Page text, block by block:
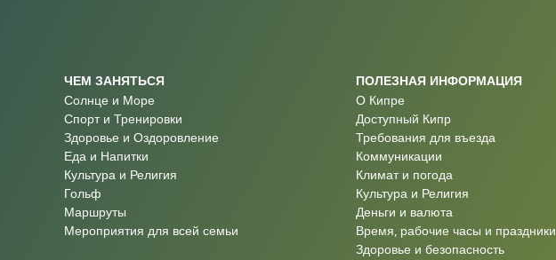
ЧЕМ ЗАНЯТЬСЯ
Солнце и Море
Спорт и Тренировки
Здоровье и Оздоровление
Еда и Напитки
Культура и Религия
Гольф
Маршруты
Мероприятия для всей семьи
ПОЛЕЗНАЯ ИНФОРМАЦИЯ
О Кипре
Доступный Кипр
Требования для въезда
Коммуникации
Климат и погода
Культура и Религия
Деньги и валюта
Время, рабочие часы и праздники
Здоровье и безопасность